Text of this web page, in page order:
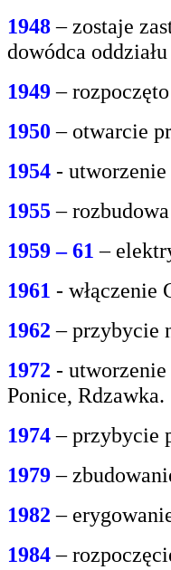
1948– zostaje
dowódca
1949 –
1950 – otwarcie
1954 - utworzenie
1955 –
1959 – 61 –
1961 - włączenie
1962 – przybycie
1972 - utworzenie
Ponice, Rdzawka.
1974 – przybycie
1979–
1982 –
1984–